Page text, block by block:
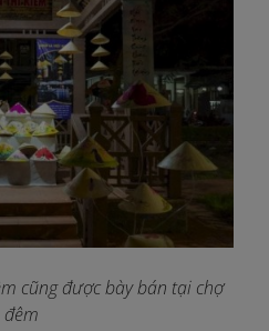
cũng được bày bán tại chợ
đêm